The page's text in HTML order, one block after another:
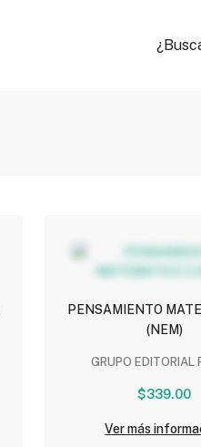
PENSAMIENTO
(NEM)
GRUPO EDITORIAL
$339.00
Ver más